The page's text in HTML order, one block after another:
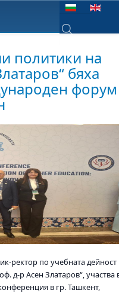
Изберете език
политики на
бяха
форум
ректор по учебната дейност
д-р Асен Златаров“, участва
в гр. Ташкент,